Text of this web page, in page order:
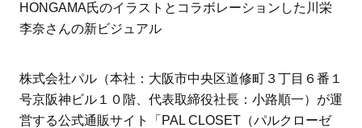
HONGAMA氏のイラストとコラボレーションした川栄
李奈さんの新ビジュアル
株式会社パル（本社：大阪市中央区道修町３丁目６番１
号京阪神ビル１０階、代表取締役社長：小路順一）が運
営する公式通販サイト「PAL CLOSET（パルクローゼ